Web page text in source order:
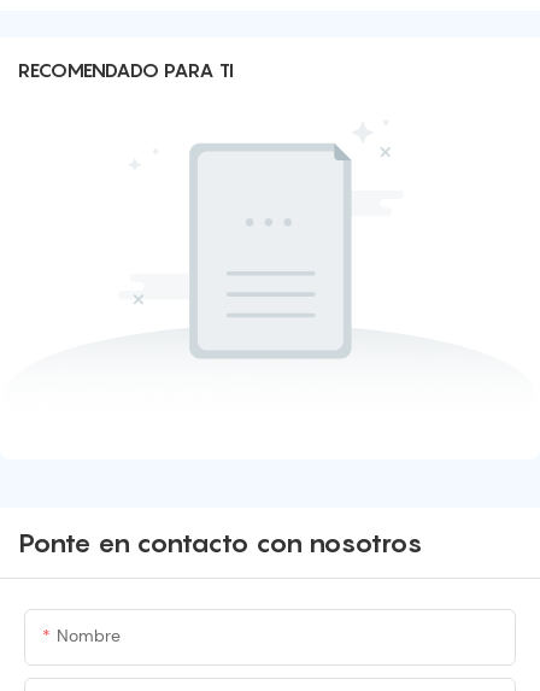
RECOMENDADO PARA TI
Ponte en contacto con nosotros
Nombre